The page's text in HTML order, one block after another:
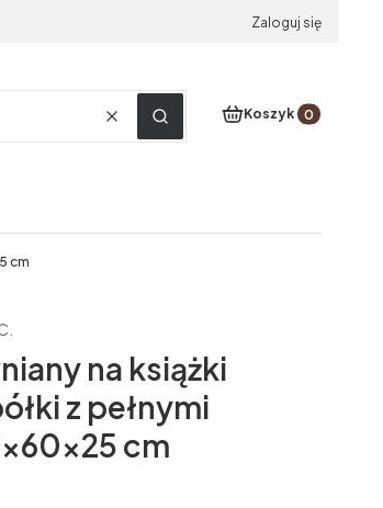
Zaloguj się
WyczyśćSzukaj
Produkty w
Koszyk
cm
na książki
z pełnymi
cm
0)